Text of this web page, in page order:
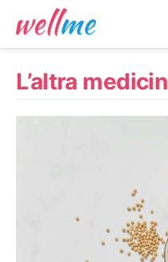
L’altra